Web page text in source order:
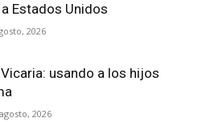
Estados Unidos
2026
usando a los hijos
2026